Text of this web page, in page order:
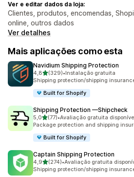
Ver e editar dados da loja:
Clientes, produtos, encomendas,
online, outros dados
Ver detalhes
Mais aplicações como esta
Navidium Shipping Protection
4,8de 5 estrelas
(329)
329 total de avaliações
•Instalação gratuita
Shipping protection/shipping
Built for Shopify
Shipping Protection —Shipcheck
5,0de 5 estrelas
(77)
77 total de avaliações
•Avaliação gratuita
Package protection and shipping
Built for Shopify
Captain Shipping Protection
4,9de 5 estrelas
(274)
274 total de avaliações
•Avaliação gratuita
Shipping protection/shipping